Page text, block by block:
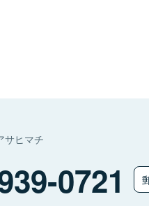
サヒマチ
0721